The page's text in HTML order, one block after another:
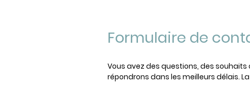
Formulaire de
Vous avez des questions, des
répondrons dans les meilleurs délais.